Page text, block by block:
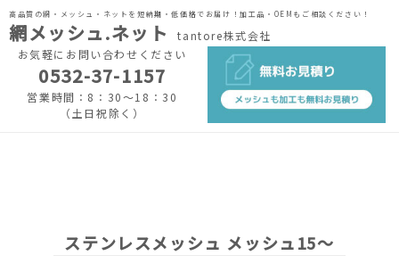
高品質の網・メッシュ・ネットを短納期・低価格でお届け！加工品・OEMもご相談ください！
網メッシュ.ネット
tantore株式会社
お気軽にお問い合わせください
0532-37-1157
営業時間：8：30～18：30
（土日祝除く）
ステンレスメッシュ メッシュ15～